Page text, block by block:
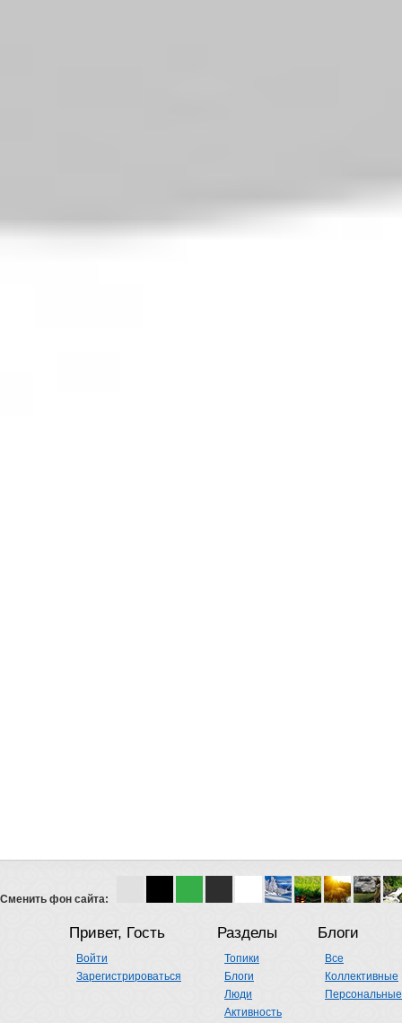
Сменить фон сайта:
Привет, Гость
Войти
Зарегистрироваться
Разделы
Топики
Блоги
Люди
Активность
Блоги
Все
Коллективные
Персональные